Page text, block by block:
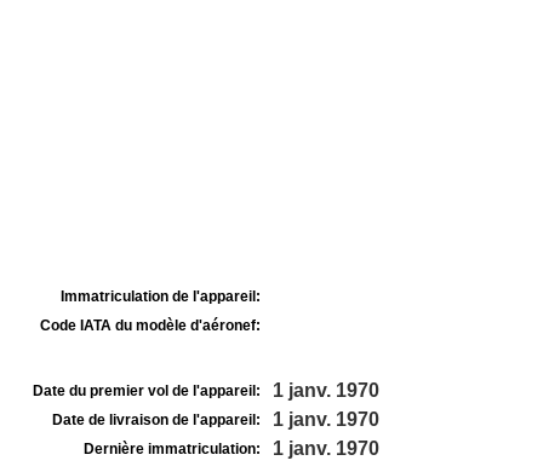
Immatriculation de l'appareil:
Code IATA du modèle d'aéronef:
Date du premier vol de l'appareil: 1 janv. 1970
Date de livraison de l'appareil: 1 janv. 1970
Dernière immatriculation: 1 janv. 1970